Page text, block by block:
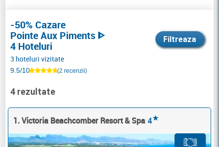
4 rezultate
1. Victoria Beachcomber Resort & Spa 4★
-50% Cazare
Pointe Aux Piments ᐈ
4 Hoteluri
3 hoteluri vizitate
9.5/10 (2 recenzii)
Filtreaza